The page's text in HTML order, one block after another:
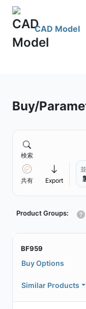
CAD Model
Buy/
検索
共有 Export
Product Groups:
BF959
Buy Options
Similar Products